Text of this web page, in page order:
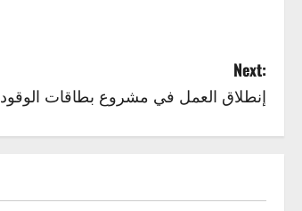
Next:
إنطلاق العمل في مشروع بطاقات الوقود